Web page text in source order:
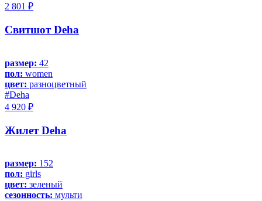
2 801 ₽
Свитшот Deha
размер: 42
пол: women
цвет: разноцветный
#Deha
4 920 ₽
Жилет Deha
размер: 152
пол: girls
цвет: зеленый
сезонность: мульти